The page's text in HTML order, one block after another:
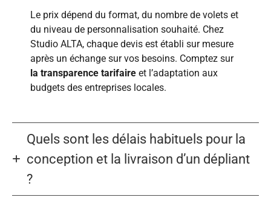
Le prix dépend du format, du nombre de volets et
du niveau de personnalisation souhaité. Chez
Studio ALTA, chaque devis est établi sur mesure
après un échange sur vos besoins. Comptez sur
la transparence tarifaire et l’adaptation aux
budgets des entreprises locales.
Quels sont les délais habituels pour la
conception et la livraison d’un dépliant
?